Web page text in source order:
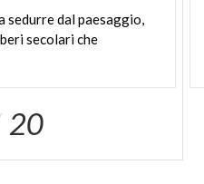
sedurre dal paesaggio,
secolari che
20